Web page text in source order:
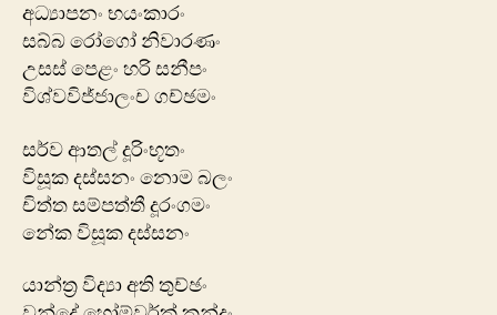
අධ්‍යාපනං භයංකාරං
සබ්‍බ රෝගෝ නිවාරණං
උසස් පෙළං හරි සනීපං
විශ්වවිජ්ජාලංච ගච්ඡමං
සර්ව ආතල් දූරිංභූතං
විසූක දස්සනං නොම බලං
චිත්ත සම්පත්තී දූරංගමං
නේක විසූක දස්සනං
යාන්ත්‍ර විද්‍යා අති තුච්ඡං